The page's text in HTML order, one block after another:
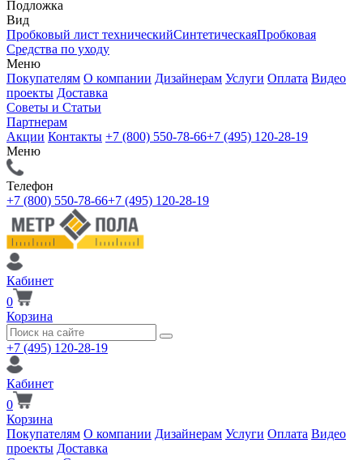
Подложка
Вид
Пробковый лист техническийСинтетическаяПробковая
Средства по уходу
Меню
Покупателям О компании Дизайнерам Услуги Оплата Видео
проекты Доставка
Советы и Статьи
Партнерам
Акции Контакты +7 (800) 550-78-66+7 (495) 120-28-19
Меню
Телефон
+7 (800) 550-78-66+7 (495) 120-28-19
Кабинет
0
Корзина
+7 (495) 120-28-19
Кабинет
0
Корзина
Покупателям О компании Дизайнерам Услуги Оплата Видео
проекты Доставка